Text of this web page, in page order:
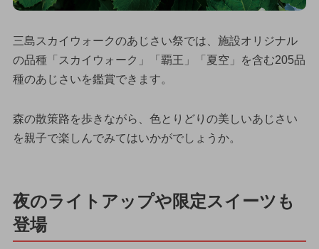
三島スカイウォークのあじさい祭では、施設オリジナル
の品種「スカイウォーク」「覇王」「夏空」を含む205品
種のあじさいを鑑賞できます。
森の散策路を歩きながら、色とりどりの美しいあじさい
を親子で楽しんでみてはいかがでしょうか。
夜のライトアップや限定スイーツも
登場